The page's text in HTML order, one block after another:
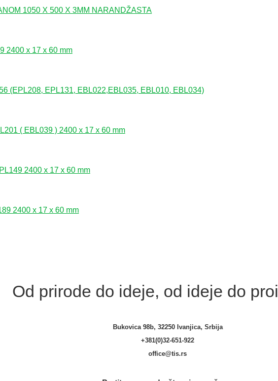
1050 X 500 X 3MM NARANDŽASTA
2400 x 17 x 60 mm
(EPL208, EPL131, EBL022,EBL035, EBL010, EBL034)
( EBL039 ) 2400 x 17 x 60 mm
2400 x 17 x 60 mm
2400 x 17 x 60 mm
Od prirode do ideje, od ideje do
Bukovica 98b, 32250 Ivanjica, Srbija
+381(0)32-651-922
office@tis.rs